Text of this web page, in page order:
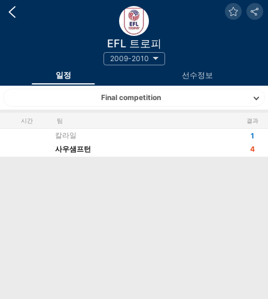
EFL 트로피
2009-2010
일정 선수정보
Final competition
시간 팀 결과
칼라일
사우샘프턴
1
4